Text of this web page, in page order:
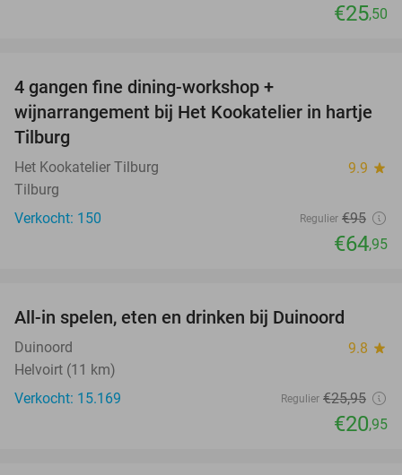
€25,50
4 gangen fine dining-workshop +
wijnarrangement bij Het Kookatelier in hartje
Tilburg
Het Kookatelier Tilburg 9.9 star
Tilburg
Verkocht: 150
Regulier €95
€64,95
All-in spelen, eten en drinken bij Duinoord
Duinoord 9.8 star
Helvoirt (11 km)
Verkocht: 15.169
Regulier €25,95
€20,95